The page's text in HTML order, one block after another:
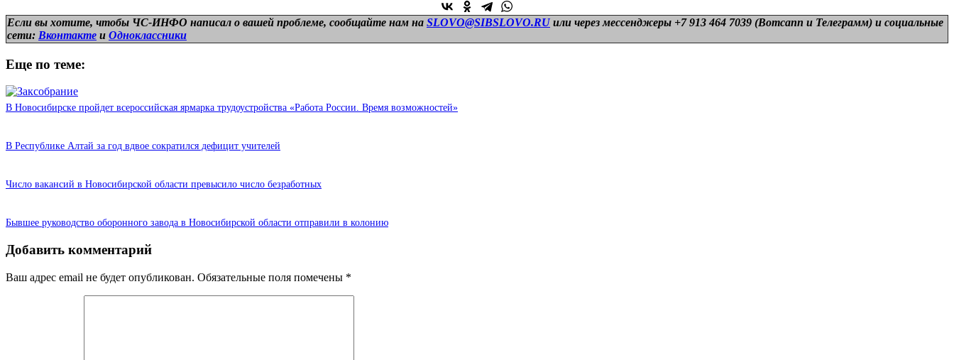
Если вы хотите, чтобы ЧС-ИНФО написал о вашей проблеме, сообщайте нам на SLOVO@SIBSLOVO.RU или через мессенджеры +7 913 464 7039 (Вотсапп и Телеграмм) и социальные
сети: Вконтакте и Одноклассники
Еще по теме:
В Новосибирске пройдет всероссийская ярмарка трудоустройства «Работа России. Время возможностей»
В Республике Алтай за год вдвое сократился дефицит учителей
Число вакансий в Новосибирской области превысило число безработных
Бывшее руководство оборонного завода в Новосибирской области отправили в колонию
Добавить комментарий
Ваш адрес email не будет опубликован. Обязательные поля помечены *